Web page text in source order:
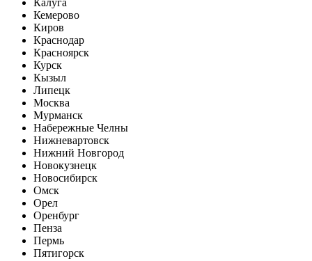
Кемерово
Киров
Краснодар
Красноярск
Курск
Кызыл
Липецк
Москва
Мурманск
Набережные Челны
Нижневартовск
Нижний Новгород
Новокузнецк
Новосибирск
Омск
Орел
Оренбург
Пенза
Пермь
Пятигорск